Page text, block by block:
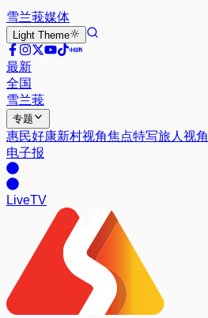
雪兰莪媒体
Light Theme
最新
全国
雪兰莪
专题
惠民好康新村视角焦点特写旅人视角
电子报
LiveTV